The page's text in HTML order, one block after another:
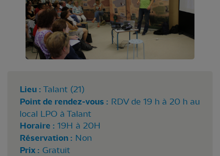
Lieu : Talant (21)
Point de rendez-vous : RDV de 19 h à 20 h au
local LPO à Talant
Horaire : 19H à 20H
Réservation : Non
Prix : Gratuit